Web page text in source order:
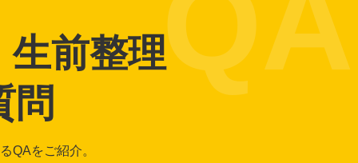
生前整理
問
QAをご紹介。